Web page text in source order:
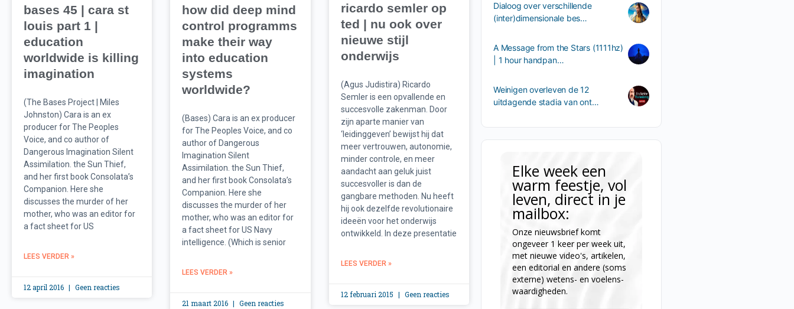
bases 45 | cara st
louis part 1 |
education
worldwide is killing
imagination
(The Bases Project | Miles
Johnston) Cara is an ex
producer for The Peoples
Voice, and co author of
Dangerous Imagination Silent
Assimilation. the Sun Thief,
and her first book Consolata’s
Companion. Here she
discusses the murder of her
mother, who was an editor for
a fact sheet for US
LEES VERDER »
12 april 2016 Geen reacties
how did deep mind
control programms
make their way
into education
systems
worldwide?
(Bases) Cara is an ex producer
for The Peoples Voice, and co
author of Dangerous
Imagination Silent
Assimilation. the Sun Thief,
and her first book Consolata’s
Companion. Here she
discusses the murder of her
mother, who was an editor for
a fact sheet for US Navy
intelligence. (Which is senior
LEES VERDER »
21 maart 2016 Geen reacties
ricardo semler op
ted | nu ook over
nieuwe stijl
onderwijs
(Agus Judistira) Ricardo
Semler is een opvallende en
succesvolle zakenman. Door
zijn aparte manier van
‘leidinggeven’ bewijst hij dat
meer vertrouwen, autonomie,
minder controle, en meer
aandacht aan geluk juist
succesvoller is dan de
gangbare methoden. Nu heeft
hij ook dezelfde revolutionaire
ideeën voor het onderwijs
ontwikkeld. In deze presentatie
LEES VERDER »
12 februari 2015 Geen reacties
Dialoog over verschillende
(inter)dimensionale bes…
A Message from the Stars (1111hz)
| 1 hour handpan…
Weinigen overleven de 12
uitdagende stadia van ont…
Elke week een
warm feestje, vol
leven, direct in je
mailbox:
Onze nieuwsbrief komt
ongeveer 1 keer per week uit,
met nieuwe video's, artikelen,
een editorial en andere (soms
externe) wetens- en voelens-
waardigheden.